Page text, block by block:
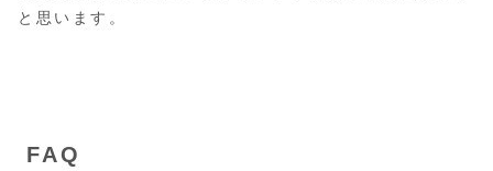
と思います。
FAQ